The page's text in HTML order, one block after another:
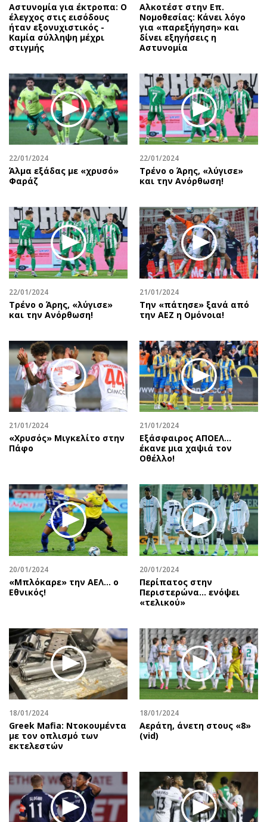
Αστυνομία για έκτροπα: O
έλεγχος στις εισόδους
ήταν εξονυχιστικός -
Καμία σύλληψη μέχρι
στιγμής
Αλκοτέστ στην Επ.
Νομοθεσίας: Κάνει λόγο
για «παρεξήγηση» και
δίνει εξηγήσεις η
Αστυνομία
22/01/2024
Άλμα εξάδας με «χρυσό»
Φαράζ
22/01/2024
Τρένο ο Άρης, «λύγισε»
και την Ανόρθωση!
22/01/2024
Τρένο ο Άρης, «λύγισε»
και την Ανόρθωση!
21/01/2024
Την «πάτησε» ξανά από
την ΑΕΖ η Ομόνοια!
21/01/2024
«Χρυσός» Μιγκελίτο στην
Πάφο
21/01/2024
Εξάσφαιρος ΑΠΟΕΛ…
έκανε μια χαψιά τον
Οθέλλο!
20/01/2024
«Μπλόκαρε» την ΑΕΛ… ο
Εθνικός!
20/01/2024
Περίπατος στην
Περιστερώνα… ενόψει
«τελικού»
18/01/2024
Greek Mafia: Ντοκουμέντα
με τον οπλισμό των
εκτελεστών
18/01/2024
Αεράτη, άνετη στους «8»
(vid)